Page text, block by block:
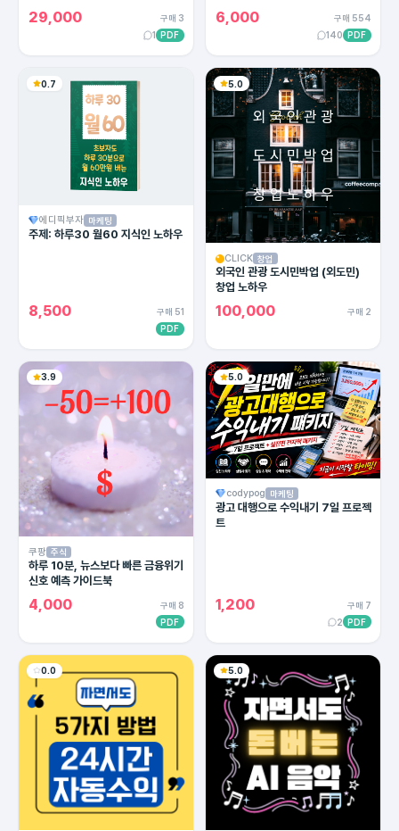
29,000
구매 3
1
PDF
용한 카피라이팅의 모든 방법!
6,000
구매 554
140
PDF
0.7
에디픽부자 마케팅
주제: 하루30 월60 지식인 노하우
8,500
구매 51
PDF
5.0
CLICK 창업
외국인 관광 도시민박업 (외도민)
창업 노하우
100,000 구매 2
3.9
쿠팡 주식
하루 10분, 뉴스보다 빠른 금융위기
신호 예측 가이드북
4,000
구매 8
PDF
5.0
codypog 마케팅
광고 대행으로 수익내기 7일 프로젝
트
1,200
구매 7
2 PDF
0.0 5.0